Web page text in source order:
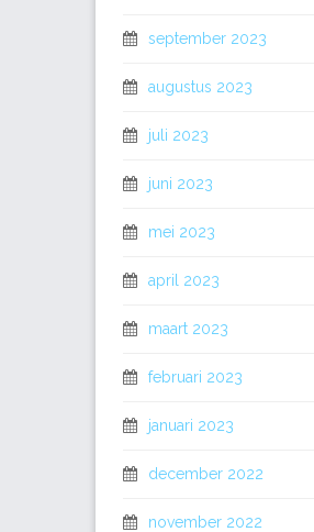
september 2023
augustus 2023
juli 2023
juni 2023
mei 2023
april 2023
maart 2023
februari 2023
januari 2023
december 2022
november 2022